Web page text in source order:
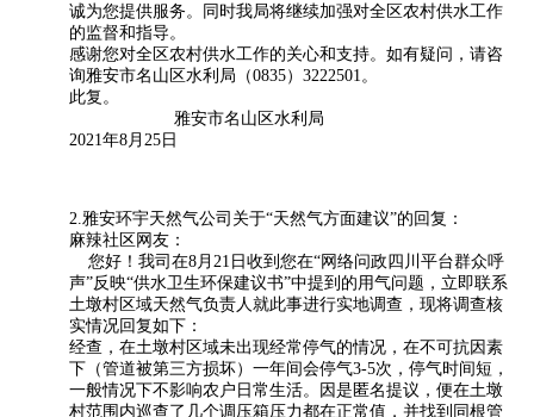
诚为您提供服务。同时我局将继续加强对全区农村供水工作
的监督和指导。
感谢您对全区农村供水工作的关心和支持。如有疑问，请咨
询雅安市名山区水利局（0835）3222501。
此复。
雅安市名山区水利局
2021年8月25日
2.雅安环宇天然气公司关于“天然气方面建议”的回复：
麻辣社区网友：
您好！我司在8月21日收到您在“网络问政四川平台群众呼
声”反映“供水卫生环保建议书”中提到的用气问题，立即联系
土墩村区域天然气负责人就此事进行实地调查，现将调查核
实情况回复如下：
经查，在土墩村区域未出现经常停气的情况，在不可抗因素
下（管道被第三方损坏）一年间会停气3-5次，停气时间短，
一般情况下不影响农户日常生活。因是匿名提议，便在土墩
村范围内巡查了几个调压箱压力都在正常值，并找到同根管